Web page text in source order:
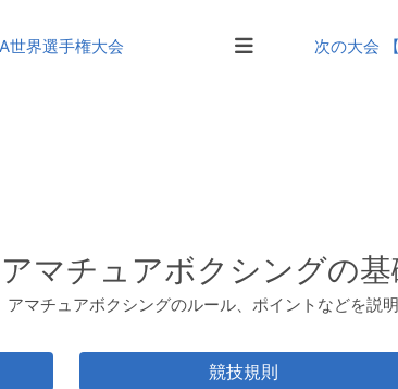
世界選手権大会 次の大会
アマチュアボクシングの基
アマチュアボクシングのルール、ポイントなどを説
競技規則